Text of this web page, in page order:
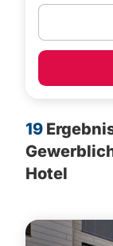
19
Hotel